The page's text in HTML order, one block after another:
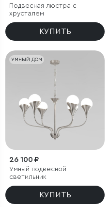
Подвесная люстра с
хрусталем
КУПИТЬ
УМНЫЙ ДОМ
26 100 ₽
Умный подвесной
светильник
КУПИТЬ